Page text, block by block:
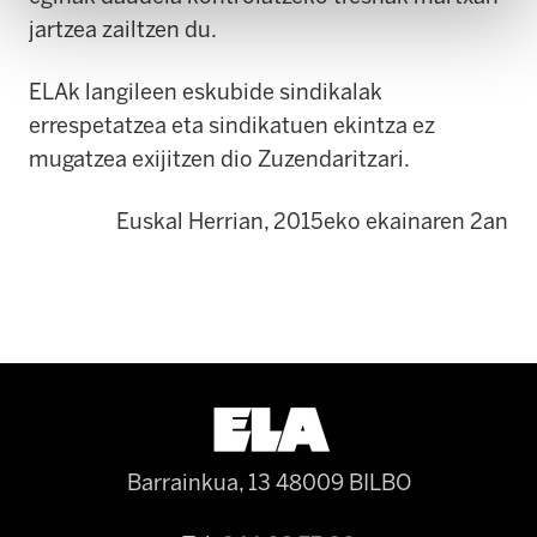
jartzea zailtzen du.
ELAk langileen eskubide sindikalak
errespetatzea eta sindikatuen ekintza ez
mugatzea exijitzen dio Zuzendaritzari.
Euskal Herrian, 2015eko ekainaren 2an
Barrainkua, 13 48009 BILBO